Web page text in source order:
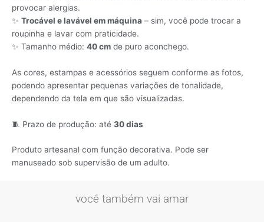
provocar alergias.
✨ Trocável e lavável em máquina – sim, você pode trocar a
roupinha e lavar com praticidade.
✨ Tamanho médio: 40 cm de puro aconchego.
As cores, estampas e acessórios seguem conforme as fotos,
podendo apresentar pequenas variações de tonalidade,
dependendo da tela em que são visualizadas.
🧵 Prazo de produção: até 30 dias
Produto artesanal com função decorativa. Pode ser
manuseado sob supervisão de um adulto.
você também vai amar